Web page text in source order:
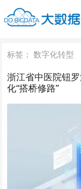
标签：数字化转型
浙江省中医院钮
化“搭桥修路”